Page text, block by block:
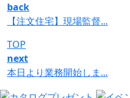
back
【注文住宅】現場監督...
TOP
next
本日より業務開始しま...